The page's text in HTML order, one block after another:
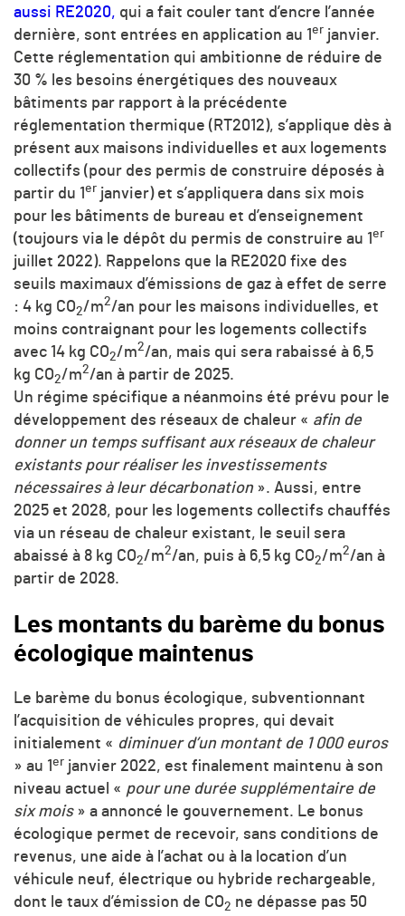
aussi RE2020, qui a fait couler tant d’encre l’année
dernière, sont entrées en application au 1er janvier.
Cette réglementation qui ambitionne de réduire de
30 % les besoins énergétiques des nouveaux
bâtiments par rapport à la précédente
réglementation thermique (RT2012), s’applique dès à
présent aux maisons individuelles et aux logements
collectifs (pour des permis de construire déposés à
partir du 1er janvier) et s’appliquera dans six mois
pour les bâtiments de bureau et d’enseignement
(toujours via le dépôt du permis de construire au 1er
juillet 2022). Rappelons que la RE2020 fixe des
seuils maximaux d’émissions de gaz à effet de serre
: 4 kg CO2/m2/an pour les maisons individuelles, et
moins contraignant pour les logements collectifs
avec 14 kg CO2/m2/an, mais qui sera rabaissé à 6,5
kg CO2/m2/an à partir de 2025.
Un régime spécifique a néanmoins été prévu pour le
développement des réseaux de chaleur « afin de
donner un temps suffisant aux réseaux de chaleur
existants pour réaliser les investissements
nécessaires à leur décarbonation ». Aussi, entre
2025 et 2028, pour les logements collectifs chauffés
via un réseau de chaleur existant, le seuil sera
abaissé à 8 kg CO2/m2/an, puis à 6,5 kg CO2/m2/an à
partir de 2028.
Les montants du barème du bonus
écologique maintenus
Le barème du bonus écologique, subventionnant
l’acquisition de véhicules propres, qui devait
initialement « diminuer d’un montant de 1 000 euros
» au 1 er janvier 2022, est finalement maintenu à son
niveau actuel « pour une durée supplémentaire de
six mois» a annoncé le gouvernement. Le bonus
écologique permet de recevoir, sans conditions de
revenus, une aide à l’achat ou à la location d’un
véhicule neuf, électrique ou hybride rechargeable,
dont le taux d’émission de CO2 ne dépasse pas 50